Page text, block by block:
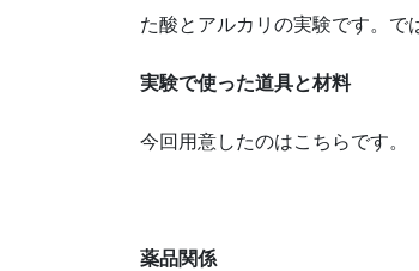
た酸とアルカリの実験です。で
実験で使った道具と材料
今回用意したのはこちらです。
薬品関係